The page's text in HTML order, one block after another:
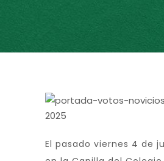
El pasado viernes 4 de